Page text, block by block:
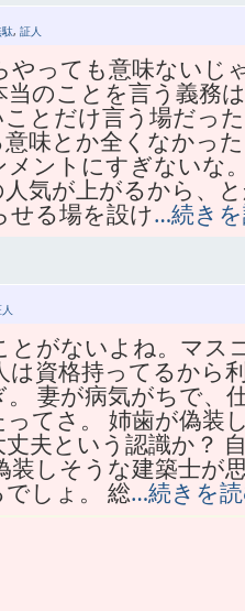
, 証人
やっても意味ないじ
のことを言う義務
とだけ言う場だっ
味とか全くなかっ
ントにすぎないな
気が上がるから、
せる場を設け…続き
とがないよね。マス
は資格持ってるから
妻が病気がちで、
てさ。 姉歯が偽装
夫という認識か？
装しそうな建築士が
しょ。 総…続きを